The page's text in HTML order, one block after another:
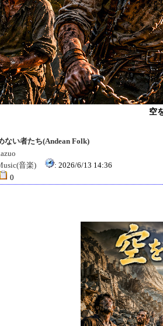
空
ない者たち(Andean Folk)
音楽)
: 2026/6/13 14:36
0